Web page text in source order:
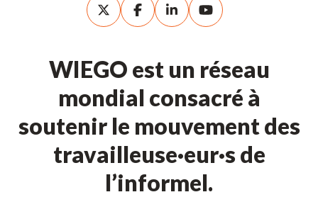
WIEGO est un réseau
mondial consacré à
soutenir le mouvement des
travailleuse·eur·s de
l’informel.